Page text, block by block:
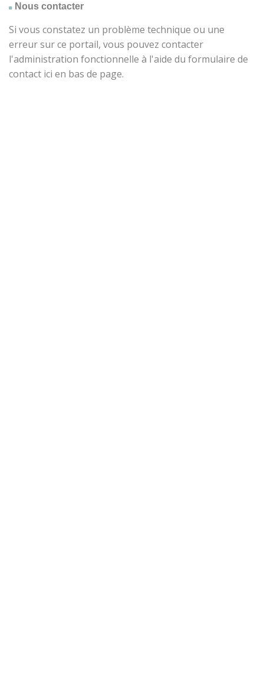
Nous contacter
Si vous constatez un problème technique ou une
erreur sur ce portail, vous pouvez contacter
l'administration fonctionnelle à l'aide du formulaire de
contact ici en bas de page.